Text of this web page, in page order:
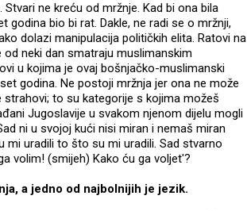
ne kreću od mržnje. Kad bi ona bila
godina bio bi rat. Dakle, ne radi se o mržnji,
dolazi manipulacija političkih elita. Ratovi na
neki dan smatraju muslimanskim
u kojima je ovaj bošnjačko-muslimanski
godina. Ne postoji mržnja jer ona ne može
to su kategorije s kojima možeš
Jugoslavije u svakom njenom dijelu mogli
ni u svojoj kući nisi miran i nemaš miran
mi uradili to što su mi uradili. Sad stvarno
volim! (smijeh) Kako ću ga voljet'?
a jedno od najbolnijih je jezik.